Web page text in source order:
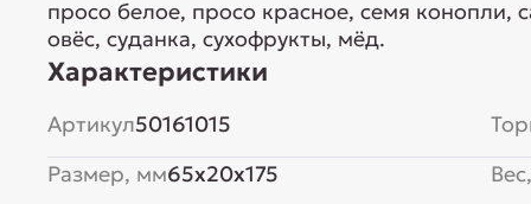
просо белое, просо красное, семя конопли,
овёс, суданка, сухофрукты, мёд.
Характеристики
Артикул50161015
Размер, мм65x20x175